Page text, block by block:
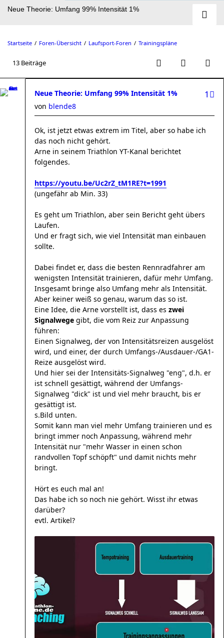
Neue Theorie: Umfang 99% Intensität 1%
Startseite Foren-Übersicht Laufsport-Foren Trainingspläne
13 Beiträge
Neue Theorie: Umfang 99% Intensität 1% 1
von blende8
Ok, ist jetzt etwas extrem im Titel, aber so habe ich
das noch nicht gehört.
Arne in seinem Triathlon YT-Kanal berichtet
folgendes.
https://youtu.be/Uc2rZ_tM1RE?t=1991
(ungefähr ab Min. 33)
Es geht um Triathlon, aber sein Bericht geht übers
Laufen.
Und er fragt sich, wie viel Intensität man einbauen
sollte.
Dabei findet er, dass die besten Rennradfahrer am
wenigsten Intensität trainieren, dafür mehr Umfang.
Insgesamt bringe also Umfang mehr als Intensität.
Aber keiner weiß so genau, warum das so ist.
Eine Idee, die Arne vorstellt ist, dass es zwei
Signalwege gibt, die vom Reiz zur Anpassung
führen:
Einen Signalweg, der von Intensitätsreizen ausgelöst
wird, und einer, der durch Umfangs-/Ausdauer-/GA1-
Reize ausgelöst wird.
Und hier sei der Intensitäts-Signalweg "eng", d.h. er
ist schnell gesättigt, während der Umfangs-
Signalweg "dick" ist und viel mehr braucht, bis er
gesättigt ist.
s.Bild unten.
Somit kann man viel mehr Umfang trainieren und es
bringt immer noch Anpassung, während mehr
Intensität nur "mehr Wasser in einen schon
randvollen Topf schöpft" und damit nichts mehr
bringt.
Hört es euch mal an!
Das habe ich so noch nie gehört. Wisst ihr etwas
darüber?
evtl. Artikel?